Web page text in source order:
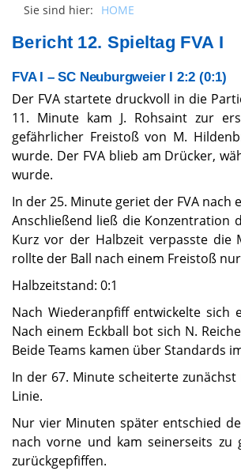
Sie sind hier: HOME
Bericht 12. Spieltag FVA I
FVA I – SC Neuburgweier I 2:2 (0:1)
Der FVA startete druckvoll in die
11. Minute kam J. Rohsaint zur
gefährlicher Freistoß von M.
wurde. Der FVA blieb am Drücker,
wurde.
In der 25. Minute geriet der FVA
Anschließend ließ die Konzentration
Kurz vor der Halbzeit verpasste die
rollte der Ball nach einem Freistoß
Halbzeitstand: 0:1
Nach Wiederanpfiff entwickelte sich
Nach einem Eckball bot sich N.
Beide Teams kamen über Standards
In der 67. Minute scheiterte
Linie.
Nur vier Minuten später entschied
nach vorne und kam seinerseits zu
zurückgepfiffen.